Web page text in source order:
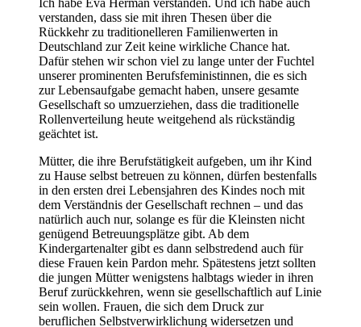
Ich habe Eva Herman verstanden. Und ich habe auch
verstanden, dass sie mit ihren Thesen über die
Rückkehr zu traditionelleren Familienwerten in
Deutschland zur Zeit keine wirkliche Chance hat.
Dafür stehen wir schon viel zu lange unter der Fuchtel
unserer prominenten Berufsfeministinnen, die es sich
zur Lebensaufgabe gemacht haben, unsere gesamte
Gesellschaft so umzuerziehen, dass die traditionelle
Rollenverteilung heute weitgehend als rückständig
geächtet ist.
Mütter, die ihre Berufstätigkeit aufgeben, um ihr Kind
zu Hause selbst betreuen zu können, dürfen bestenfalls
in den ersten drei Lebensjahren des Kindes noch mit
dem Verständnis der Gesellschaft rechnen – und das
natürlich auch nur, solange es für die Kleinsten nicht
genügend Betreuungsplätze gibt. Ab dem
Kindergartenalter gibt es dann selbstredend auch für
diese Frauen kein Pardon mehr. Spätestens jetzt sollten
die jungen Mütter wenigstens halbtags wieder in ihren
Beruf zurückkehren, wenn sie gesellschaftlich auf Linie
sein wollen. Frauen, die sich dem Druck zur
beruflichen Selbstverwirklichung widersetzen und